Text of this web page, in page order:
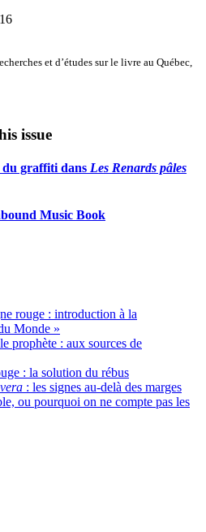
et d’études sur le livre au Québec,
issue
du graffiti dans Les Renards pâles
Music Book
rouge : introduction à la
Monde »
prophète : aux sources de
: la solution du rébus
: les signes au-delà des marges
ou pourquoi on ne compte pas les